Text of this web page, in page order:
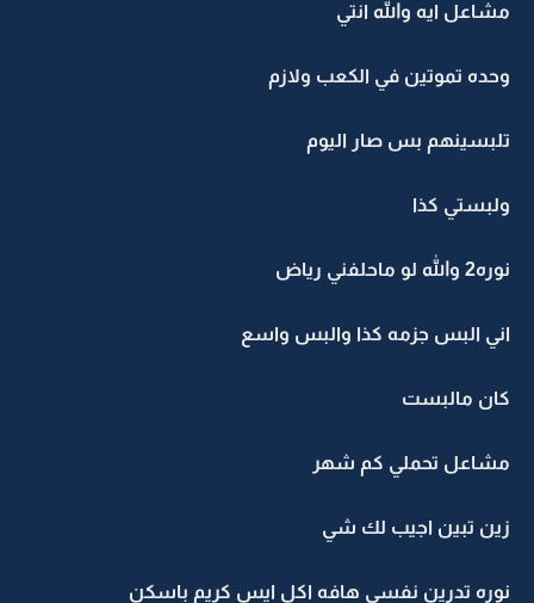
مشاعل ايه والله انتي
وحده تموتين في الكعب ولازم
تلبسينهم بس صار اليوم
ولبستي كذا
نوره2 والله لو ماحلفني رياض
اني البس جزمه كذا والبس واسع
كان مالبست
مشاعل تحملي كم شهر
زين تبين اجيب لك شي
نوره تدرين نفسي هافه اكل ايس كريم باسكن